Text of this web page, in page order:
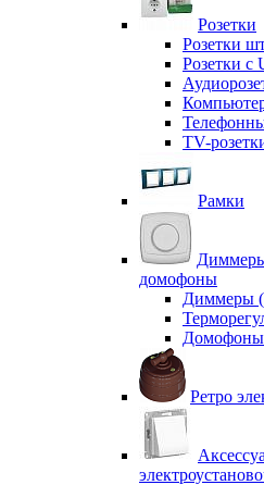
Розетки
Розетки
Розетки с
TV-
Рамки
домофоны
Диммеры
Домофоны
Ретро